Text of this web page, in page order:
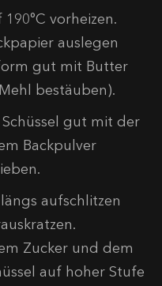
vorheizen.
auslegen
gut mit Butter
bestäuben).
gut mit der
Backpulver
aufschlitzen
Zucker und dem
auf hoher Stufe